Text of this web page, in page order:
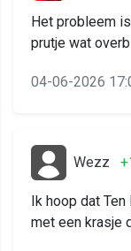
Het probleem
prutje wat
04-06-2026
Wezz
Ik hoop dat
met een krasje